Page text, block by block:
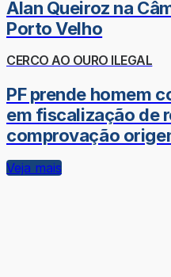
Alan Queiroz na
Porto Velho
CERCO AO OURO ILEGAL
PF prende homem
em fiscalização de
comprovação
Veja mais